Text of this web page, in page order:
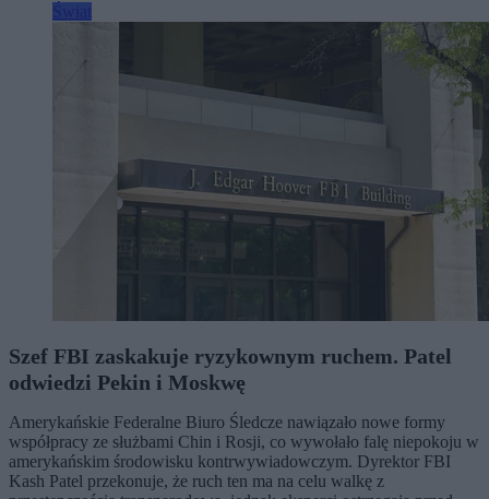
Szef FBI zaskakuje ryzykownym ruchem. Patel
odwiedzi Pekin i Moskwę
Amerykańskie Federalne Biuro Śledcze nawiązało nowe formy
współpracy ze służbami Chin i Rosji, co wywołało falę niepokoju w
amerykańskim środowisku kontrwywiadowczym. Dyrektor FBI
Kash Patel przekonuje, że ruch ten ma na celu walkę z